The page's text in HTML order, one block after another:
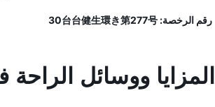
رقم الرخصة: 30台台健生環き第277号
المزايا ووسائل